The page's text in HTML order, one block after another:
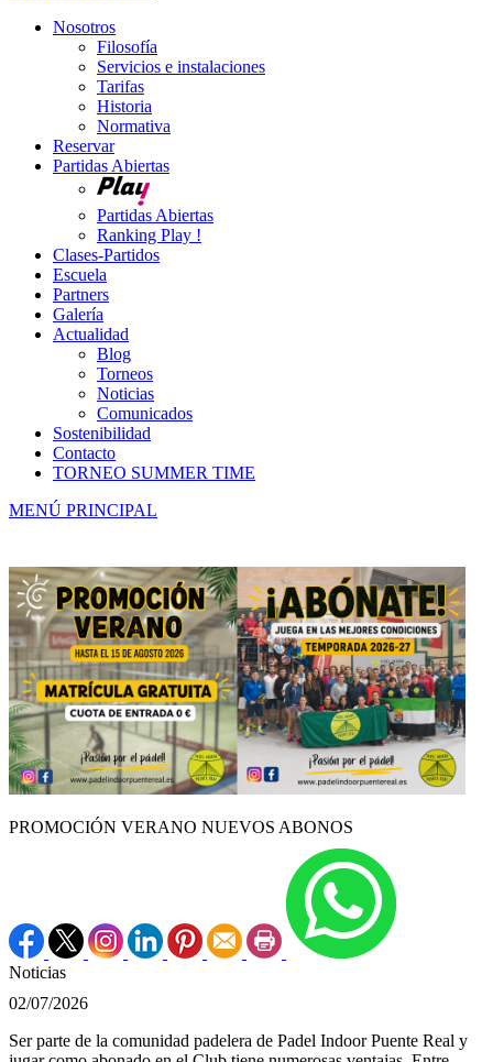
Nosotros
Filosofía
Servicios e instalaciones
Tarifas
Historia
Normativa
Reservar
Partidas Abiertas
Partidas Abiertas
Ranking Play !
Clases-Partidos
Escuela
Partners
Galería
Actualidad
Blog
Torneos
Noticias
Comunicados
Sostenibilidad
Contacto
TORNEO SUMMER TIME
MENÚ PRINCIPAL
PROMOCIÓN VERANO NUEVOS ABONOS
Noticias
02/07/2026
Ser parte de la comunidad padelera de Padel Indoor Puente Real y